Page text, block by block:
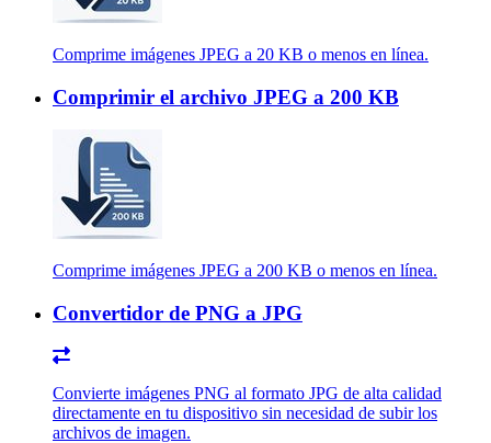
Comprime imágenes JPEG a 20 KB o menos en línea.
Comprimir el archivo JPEG a 200 KB
Comprime imágenes JPEG a 200 KB o menos en línea.
Convertidor de PNG a JPG
Convierte imágenes PNG al formato JPG de alta calidad
directamente en tu dispositivo sin necesidad de subir los
archivos de imagen.